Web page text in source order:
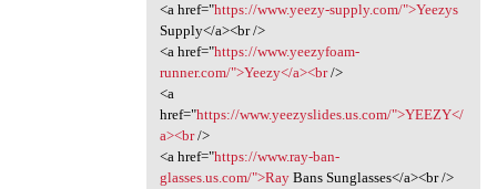
<a href="https://www.yeezy-supply.com/">Yeezys
Supply</a><br />
<a href="https://www.yeezyfoam-
runner.com/">Yeezy</a><br/>
<a
href="https://www.yeezyslides.us.com/">YEEZY</
a><br/>
<a href="https://www.ray-ban-
glasses.us.com/">RayBans Sunglasses</a><br />